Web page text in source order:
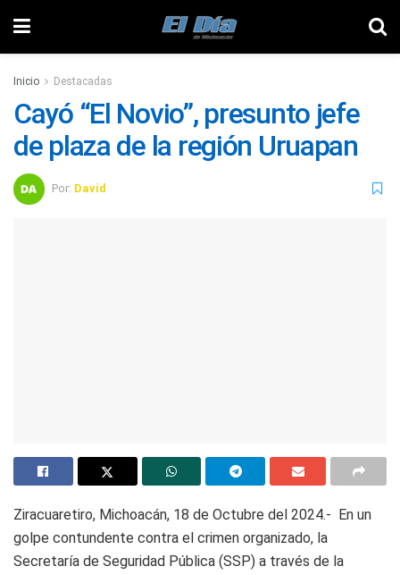
Inicio Destacadas
Cayó “El Novio”, presunto jefe
de plaza de la región Uruapan
Por: David
Ziracuaretiro, Michoacán, 18 de Octubre del 2024.- En un
golpe contundente contra el crimen organizado, la
Secretaría de Seguridad Pública (SSP) a través de la